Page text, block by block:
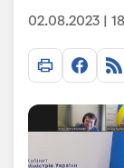
02.08.2023 |